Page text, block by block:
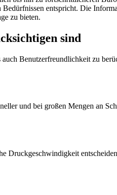
entspricht. Die
zu bieten.
sind
Benutzerfreundlichkeit zu
und bei großen Mengen an